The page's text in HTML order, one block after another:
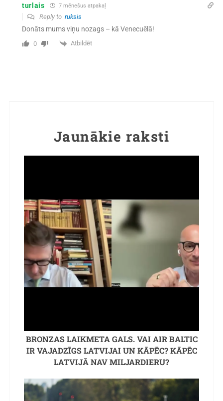
turlais 7 mēnešus atpakaļ
Reply to ruksis
Donāts mums viņu nozags – kā Venecuēlā!
0 Atbildēt
Jaunākie raksti
BRONZAS LAIKMETA GALS. VAI AIR BALTIC
IR VAJADZĪGS LATVIJAI UN KĀPĒC? KĀPĒC
LATVIJĀ NAV MILJARDIERU?